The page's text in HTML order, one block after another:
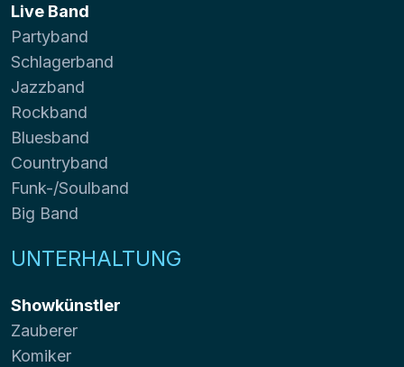
Live Band
Partyband
Schlagerband
Jazzband
Rockband
Bluesband
Countryband
Funk-/Soulband
Big Band
UNTERHALTUNG
Showkünstler
Zauberer
Komiker